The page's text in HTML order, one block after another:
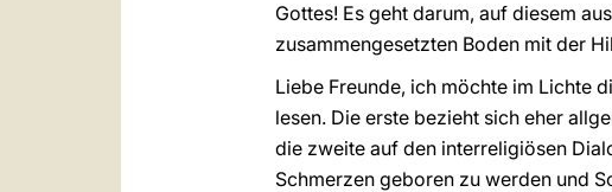
Gottes! Es geht darum, auf diesem
zusammengesetzten Boden mit der
Liebe Freunde, ich möchte im Lichte
lesen. Die erste bezieht sich eher
die zweite auf den interreligiösen
Schmerzen geboren zu werden und